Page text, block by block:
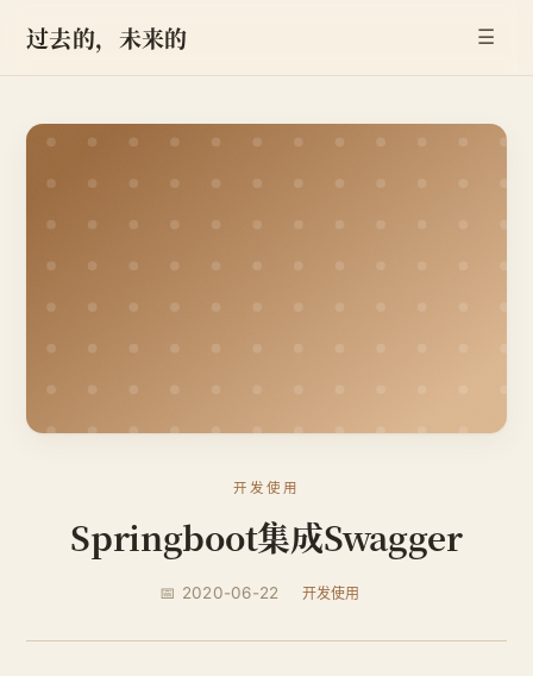
过去的，未来的 ☰
开发使用
Springboot集成Swagger
📅 2020-06-22 开发使用